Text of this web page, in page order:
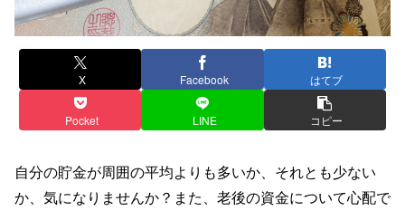
X Facebook はてブ
Pocket LINE コピー
自分の貯金が周囲の平均よりも多いか、それとも少ない
か、気になりませんか？また、老後の資金について心配で